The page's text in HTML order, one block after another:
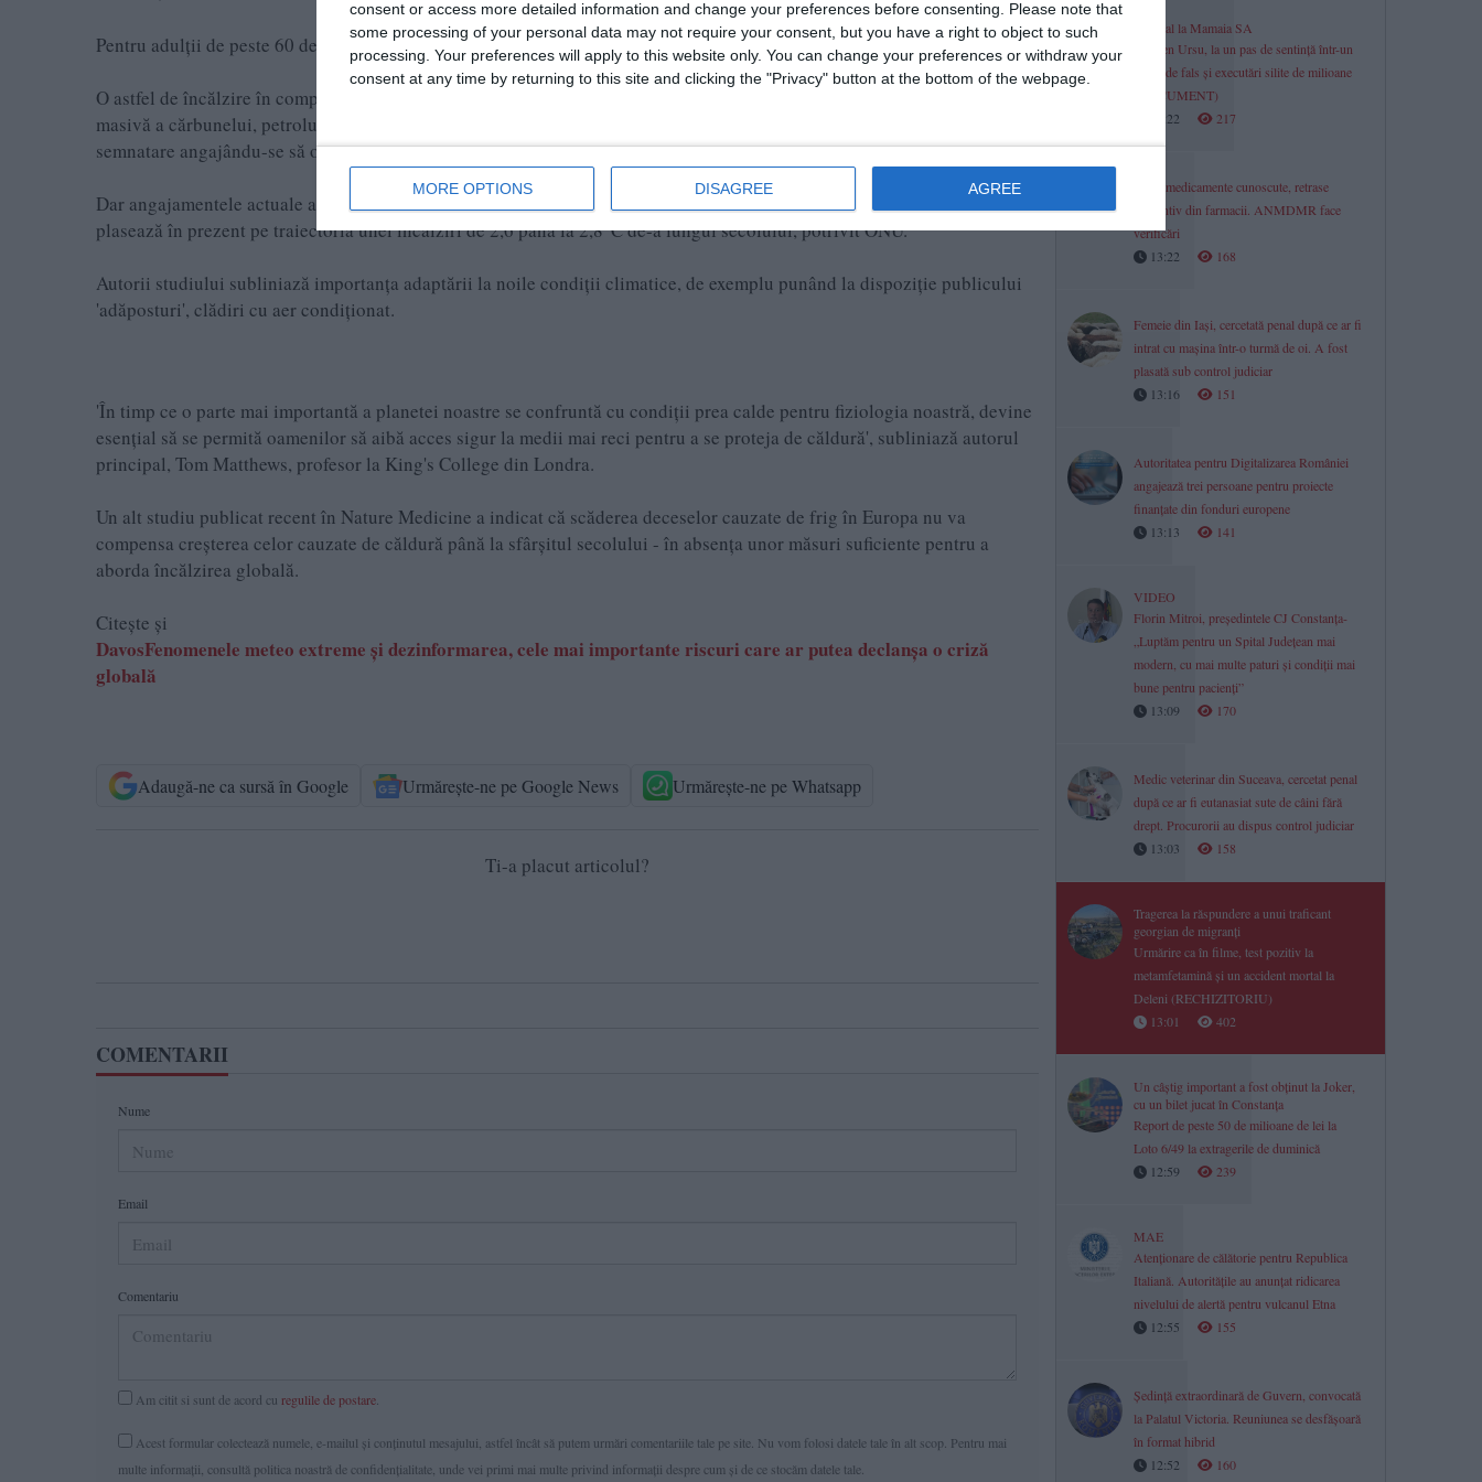
consent or access more detailed information and change your preferences before consenting.
Please note that
some processing of your personal data may not require your consent, but you have a right to object to such
processing. Your preferences will apply to this website only. You can change your preferences or withdraw your
consent at any time by returning to this site and clicking the "Privacy" button at the bottom of the webpage.
MORE OPTIONS DISAGREE AGREE
Pentru adulții de peste 60 de ani, aproape 35% din suprafețele terestre ar fi afectate.
O astfel de încălzire în comparație cu epoca preindustrială - înainte ca oamenii să schimbe profund clima prin utilizarea
masivă a cărbunelui, petrolului și gazelor fosile - constituie limita superioară a acordului de la Paris din 2015, țările
semnatare angajându-se să o limiteze 'clar mai jos' de acest prag.
Dar angajamentele actuale ale națiunilor sunt departe de a fi suficiente, chiar și pentru a respecta această limită: ele ne
plasează în prezent pe traiectoria unei încălziri de 2,6 până la 2,8°C de-a lungul secolului, potrivit ONU.
Autorii studiului subliniază importanța adaptării la noile condiții climatice, de exemplu punând la dispoziție publicului
'adăposturi', clădiri cu aer condiționat.
'În timp ce o parte mai importantă a planetei noastre se confruntă cu condiții prea calde pentru fiziologia noastră, devine
esențial să se permită oamenilor să aibă acces sigur la medii mai reci pentru a se proteja de căldură', subliniază autorul
principal, Tom Matthews, profesor la King's College din Londra.
Un alt studiu publicat recent în Nature Medicine a indicat că scăderea deceselor cauzate de frig în Europa nu va
compensa creșterea celor cauzate de căldură până la sfârșitul secolului - în absența unor măsuri suficiente pentru a
aborda încălzirea globală.
Citește și
DavosFenomenele meteo extreme şi dezinformarea, cele mai importante riscuri care ar putea declanşa o criză
globală
Adaugă-ne ca sursă în Google Urmărește-ne pe Google News Urmărește-ne pe Whatsapp
Ti-a placut articolul?
COMENTARII
Nume
Email
Comentariu
Am citit si sunt de acord cu regulile de postare
Acest formular colectează numele, e-mailul şi conținutul mesajului, astfel încât să putem urmări comentariile tale pe site. Nu vom folosi datele tale în alt scop. Pentru mai
multe informaţii, consultă politica noastră de confidenţialitate, unde vei primi mai multe privind informaţii despre cum și de ce stocăm datele tale.
Scandal la Mamaia SA
Carmen Ursu, la un pas de sentință într-un
dosar de fals și executări silite de milioane
(DOCUMENT)
13:22
217
Două medicamente cunoscute, retrase
preventiv din farmacii. ANMDMR face
verificări
13:22
168
Femeie din Iași, cercetată penal după ce ar fi
intrat cu mașina într-o turmă de oi. A fost
plasată sub control judiciar
13:16
151
Autoritatea pentru Digitalizarea României
angajează trei persoane pentru proiecte
finanțate din fonduri europene
13:13
141
VIDEO
Florin Mitroi, președintele CJ Constanța-
„Luptăm pentru un Spital Județean mai
modern, cu mai multe paturi și condiții mai
bune pentru pacienți”
13:09
170
Medic veterinar din Suceava, cercetat penal
după ce ar fi eutanasiat sute de câini fără
drept. Procurorii au dispus control judiciar
13:03
158
Tragerea la răspundere a unui traficant
georgian de migranți
Urmărire ca în filme, test pozitiv la
metamfetamină și un accident mortal la
Deleni (RECHIZITORIU)
13:01
402
Un câștig important a fost obținut la Joker,
cu un bilet jucat în Constanța
Report de peste 50 de milioane de lei la
Loto 6/49 la extragerile de duminică
12:59
239
MAE
Atenționare de călătorie pentru Republica
Italiană. Autoritățile au anunțat ridicarea
nivelului de alertă pentru vulcanul Etna
12:55
155
Ședință extraordinară de Guvern, convocată
la Palatul Victoria. Reuniunea se desfășoară
în format hibrid
12:52
160